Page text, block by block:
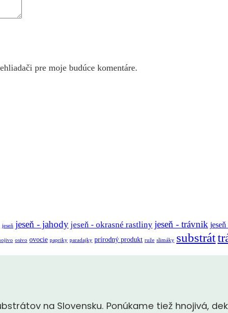
pre moje budúce komentáre.
jeseň jeseň - jahody jeseň - okrasné rastliny jeseň - trávnik
osivo ovocie papriky paradajky prírodný produkt ruže slimáky substrát
na Slovensku. Ponúkame tiež hnojivá,